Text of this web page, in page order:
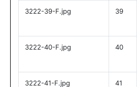
3222-39-F.jpg 39
3222-40-F.jpg 40
3222-41-F.jpg 41